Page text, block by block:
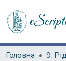
Головна